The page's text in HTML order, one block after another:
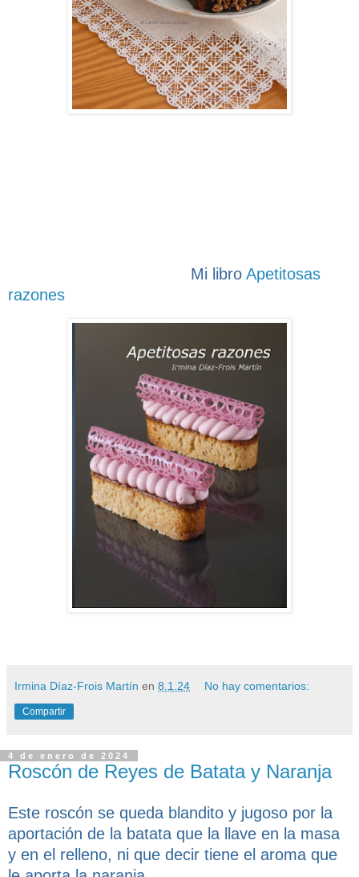
Mi libro Apetitosas
razones
Irmina Díaz-Frois Martín en 8.1.24 No hay comentarios:
Compartir
4 de enero de 2024
Roscón de Reyes de Batata y Naranja
Este roscón se queda blandito y jugoso por la
aportación de la batata que la llave en la masa
y en el relleno, ni que decir tiene el aroma que